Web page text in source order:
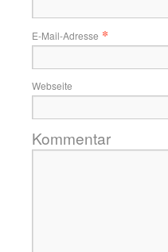
E-Mail-Adresse *
Webseite
Kommentar